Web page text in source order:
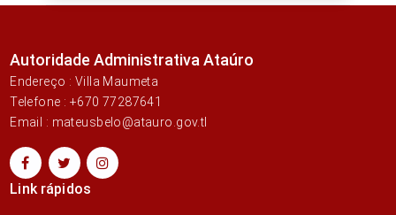
Autoridade Administrativa Ataúro
Endereço : Villa Maumeta
Telefone : +670 77287641
Email : mateusbelo@atauro.gov.tl
Link rápidos